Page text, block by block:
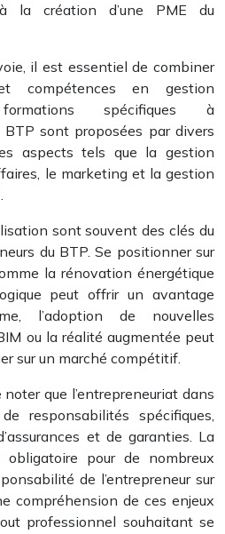
la création d’une PME du
il est essentiel de combiner
compétences en gestion
spécifiques à
BTP sont proposées par divers
aspects tels que la gestion
le marketing et la gestion
sont souvent des clés du
du BTP. Se positionner sur
la rénovation énergétique
peut offrir un avantage
l’adoption de nouvelles
ou la réalité augmentée peut
sur un marché compétitif.
que l’entrepreneuriat dans
responsabilités spécifiques,
et de garanties. La
pour de nombreux
de l’entrepreneur sur
compréhension de ces enjeux
professionnel souhaitant se